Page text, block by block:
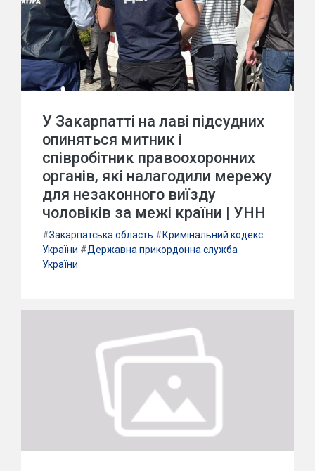
У Закарпатті на лаві підсудних
опиняться митник і
співробітник правоохоронних
органів, які налагодили мережу
для незаконного виїзду
чоловіків за межі країни | УНН
#Закарпатська область #Кримінальний кодекс
України #Державна прикордонна служба
України